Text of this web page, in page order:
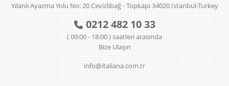
Yılanlı Ayazma Yolu No: 20 Cevizlibağ - Topkapı 34020 Istanbul-Turkey
0212 482 10 33
( 09:00 - 18:00 ) saatleri arasında
Bize Ulaşın
info@italiana.com.tr